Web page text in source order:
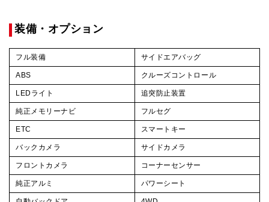
装備・オプション
フル装備 サイドエアバッグ
ABS クルーズコントロール
LEDライト 追突防止装置
純正メモリーナビ フルセグ
ETC スマートキー
バックカメラ サイドカメラ
フロントカメラ コーナーセンサー
純正アルミ パワーシート